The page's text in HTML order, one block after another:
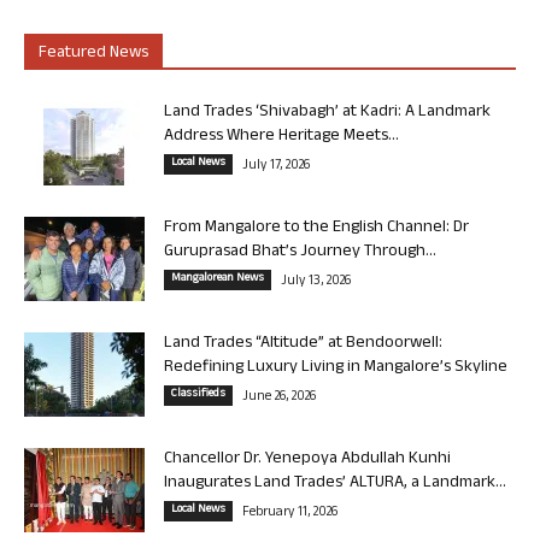
Featured News
Land Trades ‘Shivabagh’ at Kadri: A Landmark
Address Where Heritage Meets...
Local News July 17, 2026
From Mangalore to the English Channel: Dr
Guruprasad Bhat’s Journey Through...
Mangalorean News July 13, 2026
Land Trades “Altitude” at Bendoorwell:
Redefining Luxury Living in Mangalore’s Skyline
Classifieds June 26, 2026
Chancellor Dr. Yenepoya Abdullah Kunhi
Inaugurates Land Trades’ ALTURA, a Landmark...
Local News February 11, 2026